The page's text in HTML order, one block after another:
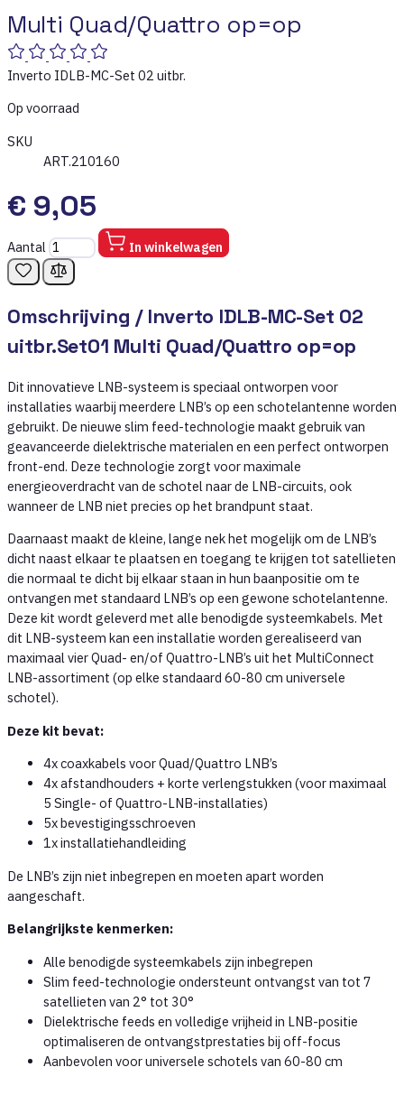
Multi Quad/Quattro op=op
Inverto IDLB-MC-Set 02 uitbr.
Op voorraad
SKU
ART.210160
€ 9,05
Aantal In winkelwagen
Omschrijving / Inverto IDLB-MC-Set 02
uitbr.Set01 Multi Quad/Quattro op=op
Dit innovatieve LNB-systeem is speciaal ontworpen voor
installaties waarbij meerdere LNB’s op een schotelantenne worden
gebruikt. De nieuwe slim feed-technologie maakt gebruik van
geavanceerde dielektrische materialen en een perfect ontworpen
front-end. Deze technologie zorgt voor maximale
energieoverdracht van de schotel naar de LNB-circuits, ook
wanneer de LNB niet precies op het brandpunt staat.
Daarnaast maakt de kleine, lange nek het mogelijk om de LNB’s
dicht naast elkaar te plaatsen en toegang te krijgen tot satellieten
die normaal te dicht bij elkaar staan in hun baanpositie om te
ontvangen met standaard LNB’s op een gewone schotelantenne.
Deze kit wordt geleverd met alle benodigde systeemkabels. Met
dit LNB-systeem kan een installatie worden gerealiseerd van
maximaal vier Quad- en/of Quattro-LNB’s uit het MultiConnect
LNB-assortiment (op elke standaard 60-80 cm universele
schotel).
Deze kit bevat:
4x coaxkabels voor Quad/Quattro LNB’s
4x afstandhouders + korte verlengstukken (voor maximaal
5 Single- of Quattro-LNB-installaties)
5x bevestigingsschroeven
1x installatiehandleiding
De LNB’s zijn niet inbegrepen en moeten apart worden
aangeschaft.
Belangrijkste kenmerken:
Alle benodigde systeemkabels zijn inbegrepen
Slim feed-technologie ondersteunt ontvangst van tot 7
satellieten van 2° tot 30°
Dielektrische feeds en volledige vrijheid in LNB-positie
optimaliseren de ontvangstprestaties bij off-focus
Aanbevolen voor universele schotels van 60-80 cm